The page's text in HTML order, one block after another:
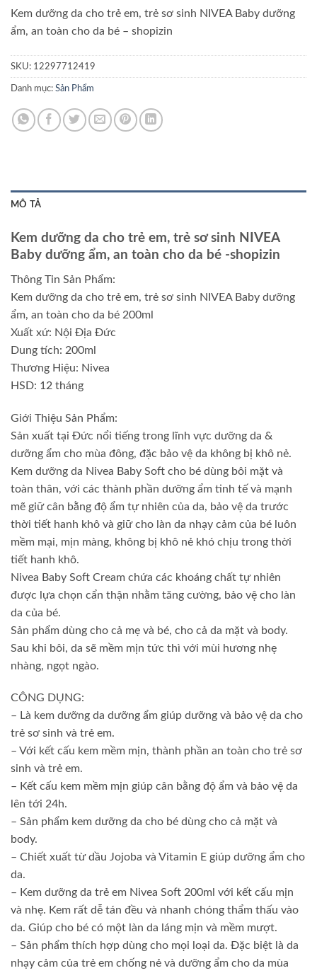
Kem dưỡng da cho trẻ em, trẻ sơ sinh NIVEA Baby dưỡng
ẩm, an toàn cho da bé – shopizin
SKU: 12297712419
Danh mục: Sản Phẩm
MÔ TẢ
Kem dưỡng da cho trẻ em, trẻ sơ sinh NIVEA
Baby dưỡng ẩm, an toàn cho da bé -shopizin
Thông Tin Sản Phẩm:
Kem dưỡng da cho trẻ em, trẻ sơ sinh NIVEA Baby dưỡng
ẩm, an toàn cho da bé 200ml
Xuất xứ: Nội Địa Đức
Dung tích: 200ml
Thương Hiệu: Nivea
HSD: 12 tháng
Giới Thiệu Sản Phẩm:
Sản xuất tại Đức nổi tiếng trong lĩnh vực dưỡng da &
dưỡng ẩm cho mùa đông, đặc bảo vệ da không bị khô nẻ.
Kem dưỡng da Nivea Baby Soft cho bé dùng bôi mặt và
toàn thân, với các thành phần dưỡng ẩm tinh tế và mạnh
mẽ giữ cân bằng độ ẩm tự nhiên của da, bảo vệ da trước
thời tiết hanh khô và giữ cho làn da nhạy cảm của bé luôn
mềm mại, mịn màng, không bị khô nẻ khó chịu trong thời
tiết hanh khô.
Nivea Baby Soft Cream chứa các khoáng chất tự nhiên
được lựa chọn cẩn thận nhằm tăng cường, bảo vệ cho làn
da của bé.
Sản phẩm dùng cho cả mẹ và bé, cho cả da mặt và body.
Sau khi bôi, da sẽ mềm mịn tức thì với mùi hương nhẹ
nhàng, ngọt ngào.
CÔNG DỤNG:
– Là kem dưỡng da dưỡng ẩm giúp dưỡng và bảo vệ da cho
trẻ sơ sinh và trẻ em.
– Với kết cấu kem mềm mịn, thành phần an toàn cho trẻ sơ
sinh và trẻ em.
– Kết cấu kem mềm mịn giúp cân bằng độ ẩm và bảo vệ da
lên tới 24h.
– Sản phẩm kem dưỡng da cho bé dùng cho cả mặt và
body.
– Chiết xuất từ dầu Jojoba và Vitamin E giúp dưỡng ẩm cho
da.
– Kem dưỡng da trẻ em Nivea Soft 200ml với kết cấu mịn
và nhẹ. Kem rất dễ tán đều và nhanh chóng thẩm thấu vào
da. Giúp cho bé có một làn da láng mịn và mềm mượt.
– Sản phẩm thích hợp dùng cho mọi loại da. Đặc biệt là da
nhạy cảm của trẻ em chống nẻ và dưỡng ẩm cho da mùa